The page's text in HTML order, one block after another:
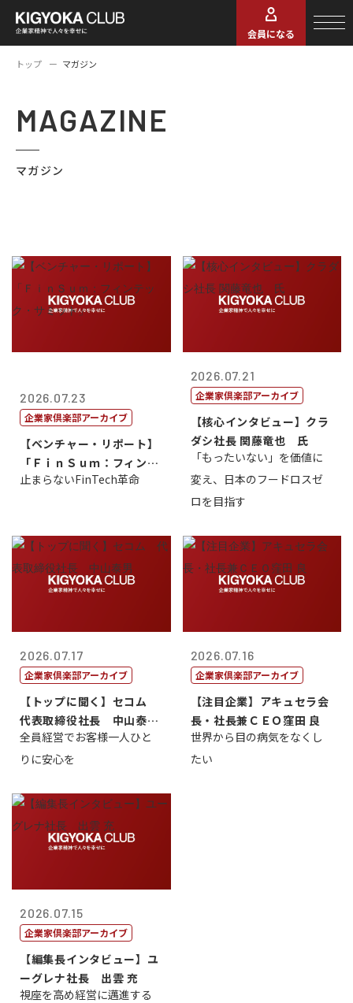
会員になる
トップ マガジン
MAGAZINE
マガジン
2026.07.23
企業家倶楽部アーカイブ
【ベンチャー・リポート】
「ＦｉｎＳｕｍ：フィンテ
ック・サミッ...
止まらないFinTech革命
2026.07.21
企業家倶楽部アーカイブ
【核心インタビュー】クラ
ダシ社長 関藤竜也 氏
「もったいない」を価値に
変え、日本のフードロスゼ
ロを目指す
2026.07.17
企業家倶楽部アーカイブ
【トップに聞く】セコム
代表取締役社長 中山泰
男
全員経営でお客様一人ひと
りに安心を
2026.07.16
企業家倶楽部アーカイブ
【注目企業】アキュセラ会
長・社長兼ＣＥＯ窪田 良
世界から目の病気をなくし
たい
2026.07.15
企業家倶楽部アーカイブ
【編集長インタビュー】ユ
ーグレナ社長 出雲 充
視座を高め経営に邁進する